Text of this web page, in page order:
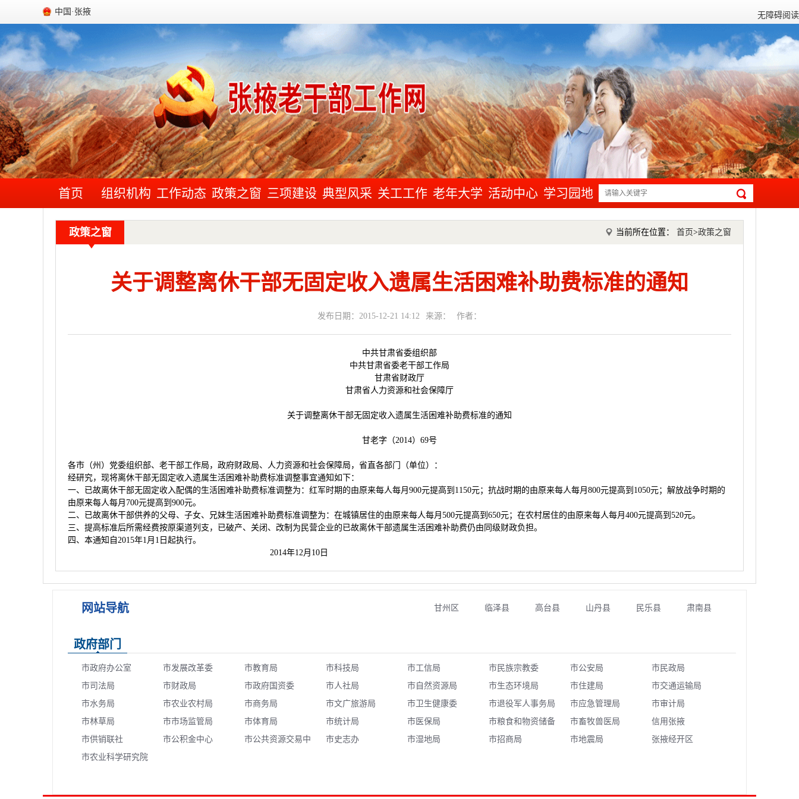
中国·张掖 无障碍阅读
首页 组织机构 工作动态 政策之窗 三项建设 典型风采 关工工作 老年大学 活动中心 学习园地
政策之窗 当前所在位置： 首页>政策之窗
关于调整离休干部无固定收入遗属生活困难补助费标准的通知
发布日期：2015-12-21 14:12 来源： 作者：
中共甘肃省委组织部
中共甘肃省委老干部工作局
甘肃省财政厅
甘肃省人力资源和社会保障厅
关于调整离休干部无固定收入遗属生活困难补助费标准的通知
甘老字（2014）69号
各市（州）党委组织部、老干部工作局，政府财政局、人力资源和社会保障局，省直各部门（单位）：
经研究，现将离休干部无固定收入遗属生活困难补助费标准调整事宜通知如下：
一、已故离休干部无固定收入配偶的生活困难补助费标准调整为：红军时期的由原来每人每月900元提高到1150元；抗战时期的由原来每人每月800元提高到1050元；解放战争时期的
由原来每人每月700元提高到900元。
二、已故离休干部供养的父母、子女、兄妹生活困难补助费标准调整为：在城镇居住的由原来每人每月500元提高到650元；在农村居住的由原来每人每月400元提高到520元。
三、提高标准后所需经费按原渠道列支，已破产、关闭、改制为民营企业的已故离休干部遗属生活困难补助费仍由同级财政负担。
四、本通知自2015年1月1日起执行。
2014年12月10日
网站导航 肃南县
民乐县
山丹县
高台县
临泽县
甘州区
政府部门
市政府办公室 市发展改革委 市教育局 市科技局 市工信局 市民族宗教委 市公安局
市民政局
市司法局
市财政局 市政府国资委 市人社局 市自然资源局 市生态环境局 市住建局
市交通运输局
市水务局
市农业农村局 市商务局 市文广旅游局 市卫生健康委 市退役军人事务局 市应急管理局
市审计局
市林草局
市市场监管局 市体育局 市统计局 市医保局
市粮食和物资储备
局
市畜牧兽医局
信用张掖
市供销联社
市公积金中心
市公共资源交易中
市史志办 市湿地局 市招商局 市地震局
张掖经开区
市农业科学研究院